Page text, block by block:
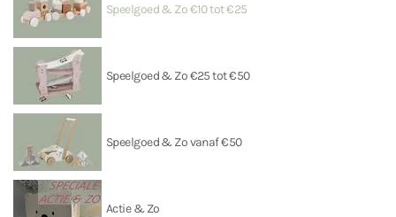
Speelgoed & Zo €10 tot €25
Speelgoed & Zo €25 tot €50
Speelgoed & Zo vanaf €50
Actie & Zo